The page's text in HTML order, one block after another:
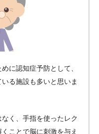
に認知症予防として、
いる施設も多いと思いま
く、手指を使ったレク
ことで脳に刺激を与え